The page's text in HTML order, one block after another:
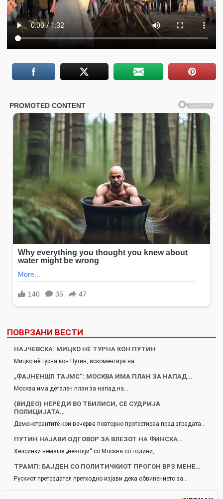
ПОВРЗАНИ ВЕСТИ
НАЈЧЕВСКА: МИЦКО НÈ ТУРНА КОН ПУТИН
Мицко нè турна кон Путин, искоментира на…
„ФАЈНЕНШЛ ТАЈМС“: МОСКВА ИМА ПЛАН ЗА НАПАД…
Москва има детален план за напад на…
(ВИДЕО) НЕРЕДИ ВО ТБИЛИСИ, СЕ СУДРИЈА
ПОЛИЦИЈАТА…
Демонстрантите кои вечерва повторно протестираа пред зградата…
ПУТИН НАЈАВИ ОДГОВОР ЗА ВЛЕЗОТ НА ФИНСКА…
Хелсинки немаше „неволји“ со Москва со години,…
ТРАМП: БАЈДЕН СО ПОЛИТИЧКИОТ ПРОГОН ВРЗ МЕНЕ…
Рускиот претседател претходно изјави дека обвинението за…